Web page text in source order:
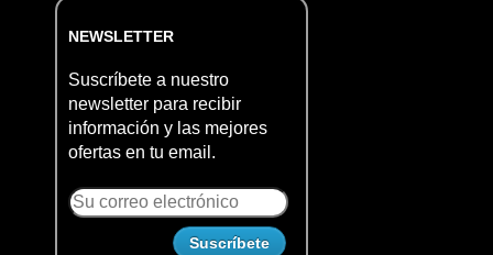
NEWSLETTER
Suscríbete a nuestro
newsletter para recibir
información y las mejores
ofertas en tu email.